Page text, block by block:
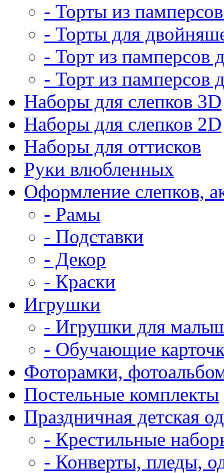
- Торты из
- Торты для
- Торт из памперсов
- Торт из памперсов
Наборы для слепков 3D
Наборы для слепков 2D
Наборы для оттисков
Руки влюбленных
Оформление слепков,
- Рамы
- Подставки
- Декор
- Краски
Игрушки
- Игрушки для
- Обучающие
Фоторамки,
Постельные комплекты
Праздничная детская
- Крестильные
- Конверты, пледы,